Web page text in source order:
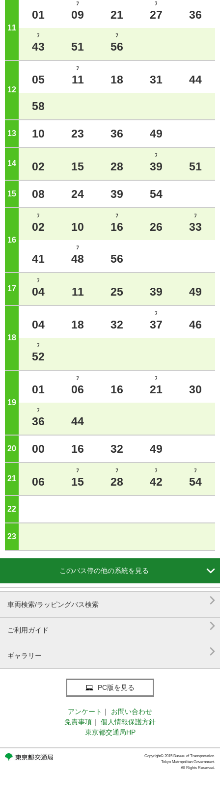
11 ジ
01
ﾌ
09 21
ﾌ
27 36
ﾌ
43 51
ﾌ
56
12
05
ﾌ
11 18 31 44
58
13 10 23 36 49
14 02 15 28
ﾌ
39 51
15 08 24 39 54
16 ジ
ﾌ
02 10
ﾌ
16 26
ﾌ
33
41
ﾌ
48 56
17
ﾌ
04 11 25 39 49
18 ジ
04 18 32
ﾌ
37 46
ﾌ
52
19 ジ
01
ﾌ
06 16
ﾌ
21 30
ﾌ
36 44
20 00 16 32 49
21 06
ﾌ
15
ﾌ
28
ﾌ
42
ﾌ
54
22
23
このバス停の他の系統を見る 
車両検索/ラッピングバス検索 
ご利用ガイド 
ギャラリー 
PC版を見る
アンケート ｜
お問い合わせ
免責事項 ｜
個人情報保護方針
東京都交通局HP
Copyright© 2015 Bureau of Transportation.
Tokyo Metropolitan Government.
All Rights Reserved.